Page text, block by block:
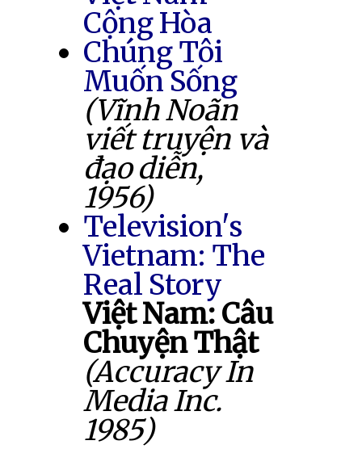
Cộng Hòa
Chúng Tôi
Muốn Sống
(Vĩnh Noãn
viết truyện và
đạo diễn,
1956)
Television's
Vietnam: The
Real Story
Việt Nam: Câu
Chuyện Thật
(Accuracy In
Media Inc.
1985)